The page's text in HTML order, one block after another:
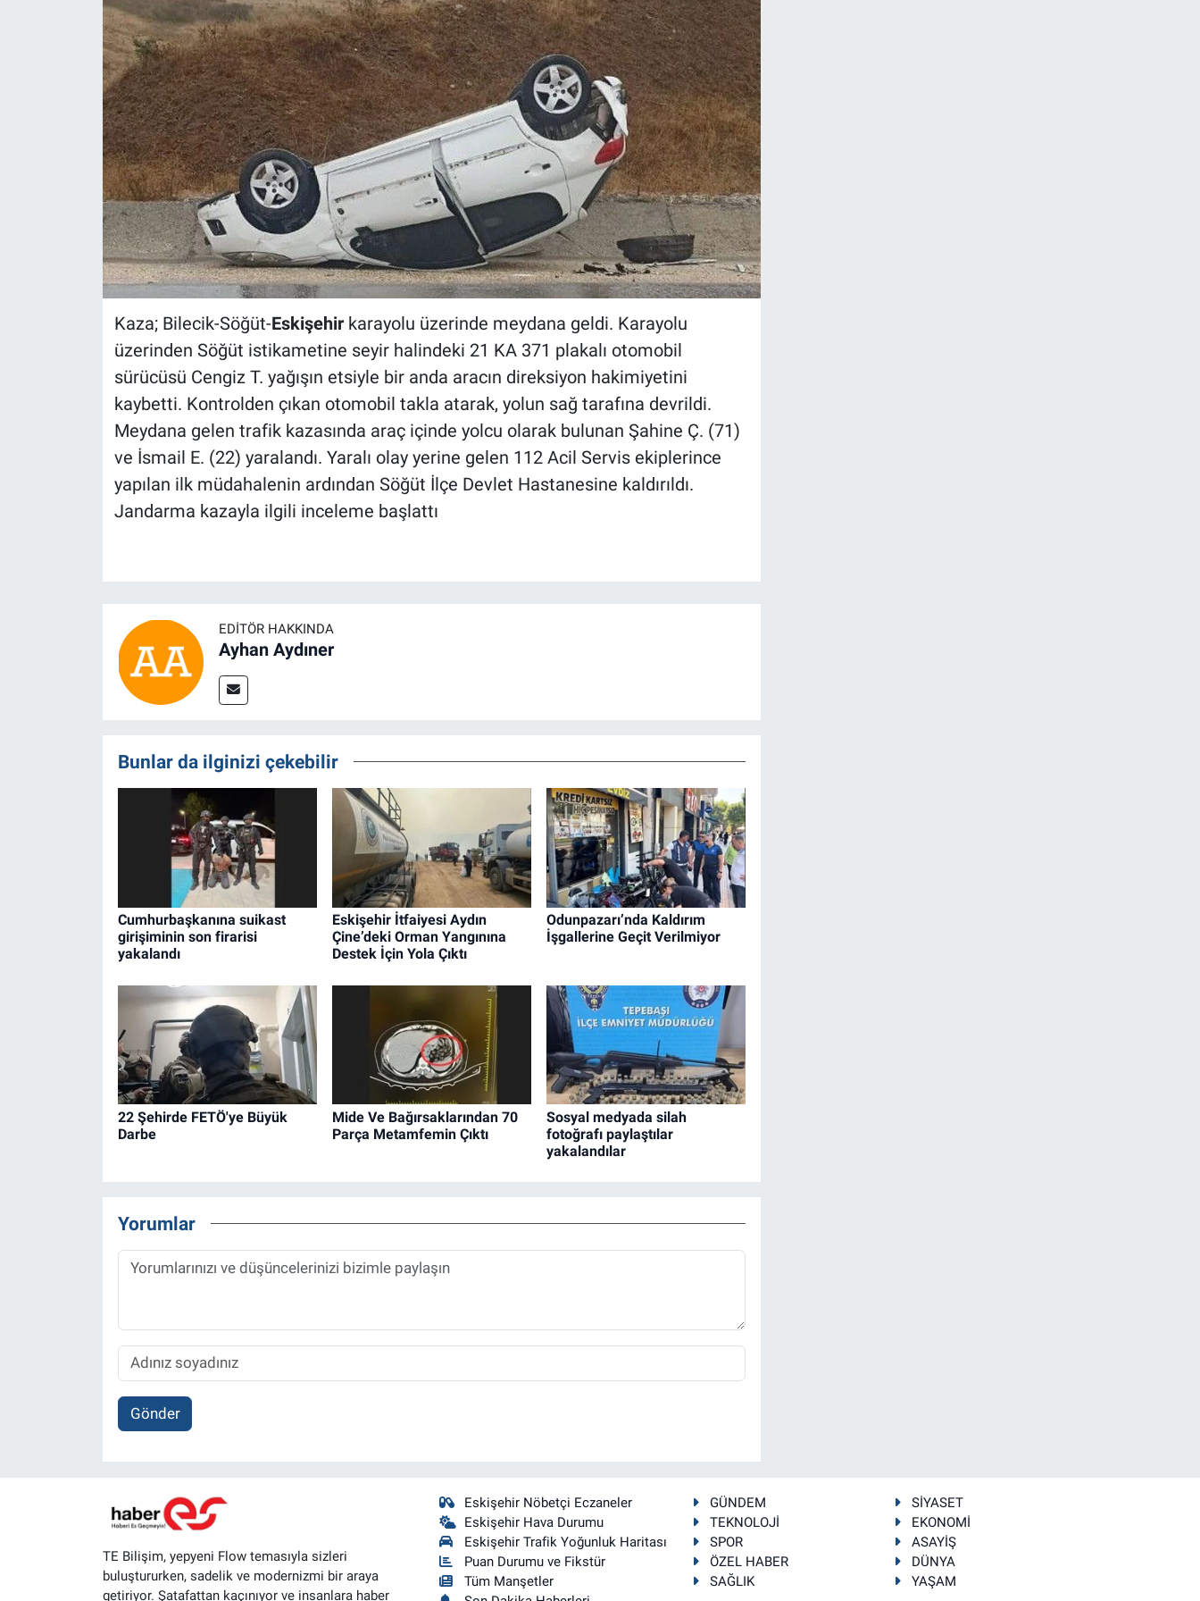
Kaza; Bilecik-Söğüt-Eskişehirkarayolu üzerinde meydana geldi. Karayolu
üzerinden Söğüt istikametine seyir halindeki 21 KA 371 plakalı otomobil
sürücüsü Cengiz T. yağışın etsiyle bir anda aracın direksiyon hakimiyetini
kaybetti. Kontrolden çıkan otomobil takla atarak, yolun sağ tarafına devrildi.
Meydana gelen trafik kazasında araç içinde yolcu olarak bulunan Şahine Ç. (71)
ve İsmail E. (22) yaralandı. Yaralı olay yerine gelen 112 Acil Servis ekiplerince
yapılan ilk müdahalenin ardından Söğüt İlçe Devlet Hastanesine kaldırıldı.
Jandarma kazayla ilgili inceleme başlattı
EDITÖR HAKKINDA
Ayhan Aydıner
Bunlar da ilginizi çekebilir
Cumhurbaşkanına suikast
girişiminin son firarisi
yakalandı
Eskişehir İtfaiyesi Aydın
Çine’deki Orman Yangınına
Destek İçin Yola Çıktı
Odunpazarı’nda Kaldırım
İşgallerine Geçit Verilmiyor
22 Şehirde FETÖ'ye Büyük
Darbe
Mide Ve Bağırsaklarından 70
Parça Metamfemin Çıktı
Sosyal medyada silah
fotoğrafı paylaştılar
yakalandılar
Yorumlar
Gönder
TE Bilişim, yepyeni Flow temasıyla sizleri
buluştururken, sadelik ve modernizmi bir araya
getiriyor. Şatafattan kaçınıyor ve insanlara haber
Eskişehir Nöbetçi Eczaneler
Eskişehir Hava Durumu
Eskişehir Trafik Yoğunluk Haritası
Puan Durumu ve Fikstür
Tüm Manşetler
GÜNDEM
SİYASET
TEKNOLOJİ
EKONOMİ
SPOR
ASAYİŞ
ÖZEL HABER
DÜNYA
SAĞLIK
YAŞAM